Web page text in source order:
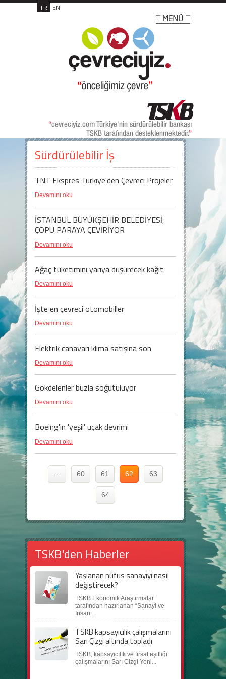
TR EN
Sürdürülebilir İş
TNT Ekspres Türkiye'den Çevreci Projeler
Devamını oku
İSTANBUL BÜYÜKŞEHİR BELEDİYESİ,
ÇÖPÜ PARAYA ÇEVİRİYOR
Devamını oku
Ağaç tüketimini yarıya düşürecek kağıt
Devamını oku
İşte en çevreci otomobiller
Devamını oku
Elektrik canavarı klima satışına son
Devamını oku
Gökdelenler buzla soğutuluyor
Devamını oku
Boeing'in 'yeşil' uçak devrimi
Devamını oku
60 61 62 63
64
TSKB'den Haberler
Yaşlanan nüfus sanayiyi nasıl
değiştirecek?
TSKB Ekonomik Araştırmalar
tarafından hazırlanan “Sanayi ve
İnsan:...
TSKB kapsayıcılık çalışmalarını
Sarı Çizgi altında topladı
TSKB, kapsayıcılık ve fırsat eşitliği
çalışmalarını Sarı Çizgi Yeni...